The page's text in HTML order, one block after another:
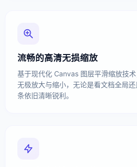
流畅的高清无损缩放
基于现代化 Canvas 图层平滑缩放技
无极放大与缩小，无论是看文档全局
条依旧清晰锐利。